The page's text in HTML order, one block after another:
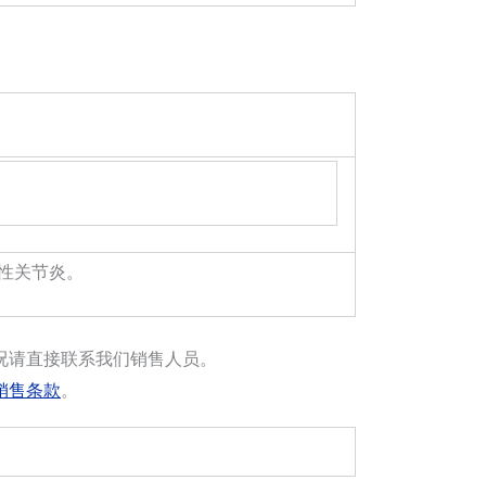
节炎。
直接联系我们销售人员。
售条款。